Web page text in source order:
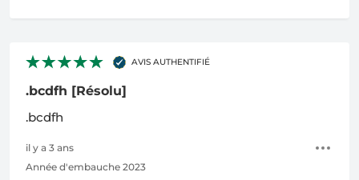
AVIS AUTHENTIFIÉ
.bcdfh [Résolu]
.bcdfh
il y a 3 ans
Année d'embauche 2023